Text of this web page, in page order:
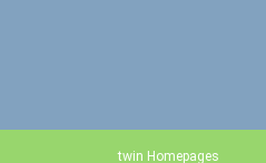
twin Homepages